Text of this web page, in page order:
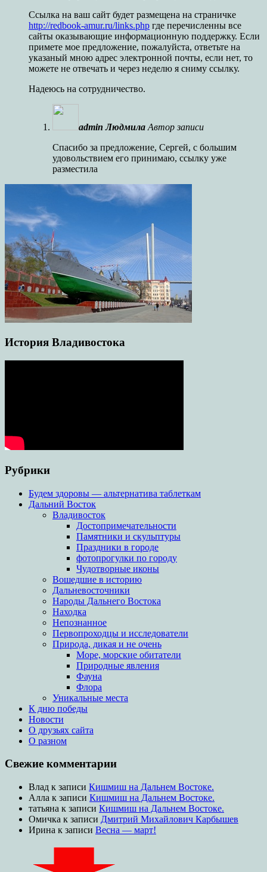
Ссылка на ваш сайт будет размещена на страничке
http://redbook-amur.ru/links.php где перечисленны все
сайты оказывающие информационную поддержку. Если
примете мое предложение, пожалуйста, ответьте на
указаный мною адрес электронной почты, если нет, то
можете не отвечать и через неделю я сниму ссылку.
Надеюсь на сотрудничество.
admin Людмила Автор записи
Спасибо за предложение, Сергей, с большим
удовольствием его принимаю, ссылку уже
разместила
История Владивостока
Рубрики
Будем здоровы — альтернатива таблеткам
Дальний Восток
Владивосток
Достопримечательности
Памятники и скульптуры
Праздники в городе
фотопрогулки по городу
Чудотворные иконы
Вошедшие в историю
Дальневосточники
Народы Дальнего Востока
Находка
Непознанное
Первопроходцы и исследователи
Природа, дикая и не очень
Море, морские обитатели
Природные явления
Фауна
Флора
Уникальные места
К дню победы
Новости
О друзьях сайта
О разном
Свежие комментарии
Влад к записи Кишмиш на Дальнем Востоке.
Алла к записи Кишмиш на Дальнем Востоке.
татьяна к записи Кишмиш на Дальнем Востоке.
Омичка к записи Дмитрий Михайлович Карбышев
Ирина к записи Весна — март!